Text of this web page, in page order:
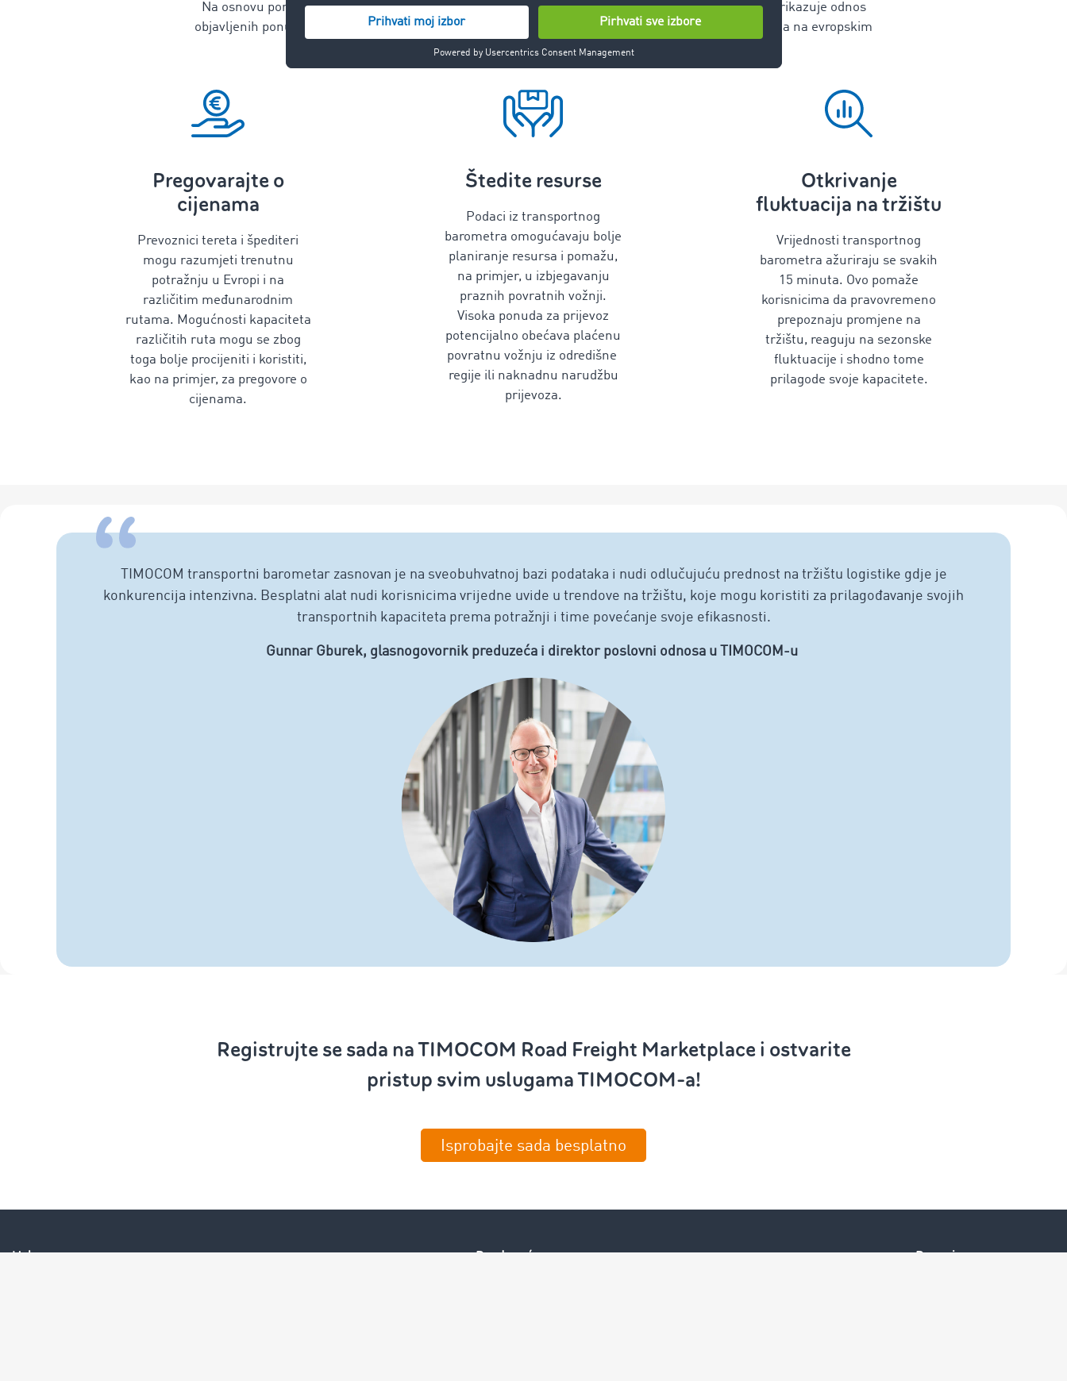
Na osnovu ponuda za teret i utovarni prostor na berzi tereta TIMOCOM, u godišnjem pregledu se prikazuje odnos
objavljenih ponuda za teret i raspoloživih kamiona. Korisnici mogu pristupiti trenutnom udjelu tereta na evropskim
rutama i koristiti podatke za svoje svakodnevno poslovanje.
Pregovarajte o
cijenama
Prevoznici tereta i špediteri
mogu razumjeti trenutnu
potražnju u Evropi i na
različitim međunarodnim
rutama. Mogućnosti kapaciteta
različitih ruta mogu se zbog
toga bolje procijeniti i koristiti,
kao na primjer, za pregovore o
cijenama.
Štedite resurse
Podaci iz transportnog
barometra omogućavaju bolje
planiranje resursa i pomažu,
na primjer, u izbjegavanju
praznih povratnih vožnji.
Visoka ponuda za prijevoz
potencijalno obećava plaćenu
povratnu vožnju iz odredišne ​​
regije ili naknadnu narudžbu
prijevoza.
Otkrivanje
fluktuacija na tržištu
Vrijednosti transportnog
barometra ažuriraju se svakih
15 minuta. Ovo pomaže
korisnicima da pravovremeno
prepoznaju promjene na
tržištu, reaguju na sezonske
fluktuacije i shodno tome
prilagode svoje kapacitete.
TIMOCOM transportni barometar zasnovan je na sveobuhvatnoj bazi podataka i nudi odlučujuću prednost na tržištu logistike gdje je
konkurencija intenzivna. Besplatni alat nudi korisnicima vrijedne uvide u trendove na tržištu, koje mogu koristiti za prilagođavanje svojih
transportnih kapaciteta prema potražnji i time povećanje svoje efikasnosti.
Gunnar Gburek, glasnogovornik preduzeća i direktor poslovni odnosa u TIMOCOM-u
Registrujte se sada na TIMOCOM Road Freight Marketplace i ostvarite
pristup svim uslugama TIMOCOM-a!
Isprobajte sada besplatno
Usluge Preduzeće Pravni